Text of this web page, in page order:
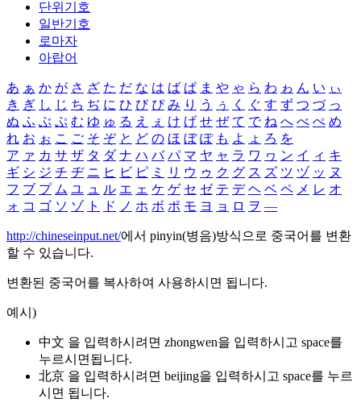
단위기호
일반기호
로마자
아랍어
あ ぁ か が さ ざ た だ な は ば ぱ ま や ゃ ら わ ゎ ん い ぃ
き ぎ し じ ち ぢ に ひ び ぴ み り う ぅ く ぐ す ず つ づ っ
ぬ ふ ぶ ぷ む ゆ ゅ る え ぇ け げ せ ぜ て で ね へ べ ぺ め
れ お ぉ こ ご そ ぞ と ど の ほ ぼ ぽ も よ ょ ろ を
ア ァ カ サ ザ タ ダ ナ ハ バ パ マ ヤ ャ ラ ワ ヮ ン イ ィ キ
ギ シ ジ チ ヂ ニ ヒ ビ ピ ミ リ ウ ゥ ク グ ス ズ ツ ヅ ッ ヌ
フ ブ プ ム ユ ュ ル エ ェ ケ ゲ セ ゼ テ デ ヘ ベ ペ メ レ オ
ォ コ ゴ ソ ゾ ト ド ノ ホ ボ ポ モ ヨ ョ ロ ヲ ―
http://chineseinput.net/에서 pinyin(병음)방식으로 중국어를 변환
할 수 있습니다.
변환된 중국어를 복사하여 사용하시면 됩니다.
예시)
中文 을 입력하시려면 zhongwen을 입력하시고 space를
누르시면됩니다.
北京 을 입력하시려면 beijing을 입력하시고 space를 누르
시면 됩니다.